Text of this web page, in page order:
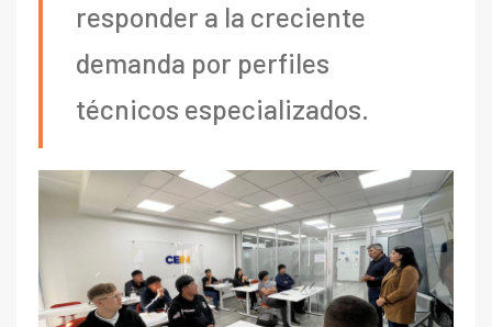
responder a la creciente
demanda por perfiles
técnicos especializados.